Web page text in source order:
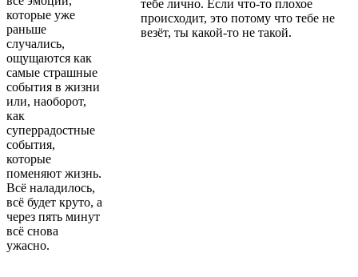
которые уже
раньше
случались,
ощущаются как
самые страшные
события в жизни
или, наоборот,
как
суперрадостные
события,
которые
поменяют жизнь.
Всё наладилось,
всё будет круто, а
через пять минут
всё снова
ужасно.
тебе лично. Если что-то плохое
происходит, это потому что тебе не
везёт, ты какой-то не такой.